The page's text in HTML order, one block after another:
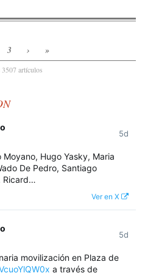
3 › »
artículos
5d
Moyano, Hugo Yasky, Maria
De Pedro, Santiago
Ricard…
Ver en X
5d
movilización en Plaza de
a través de